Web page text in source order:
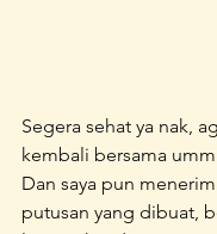
Segera sehat ya nak,
kembali bersama
Dan saya pun
putusan yang dibuat,